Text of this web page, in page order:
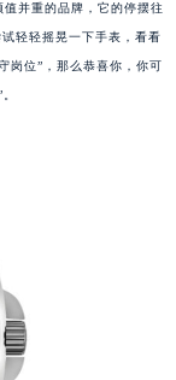
并重的品牌，它的停摆往
轻轻摇晃一下手表，看看
岗位”，那么恭喜你，你可